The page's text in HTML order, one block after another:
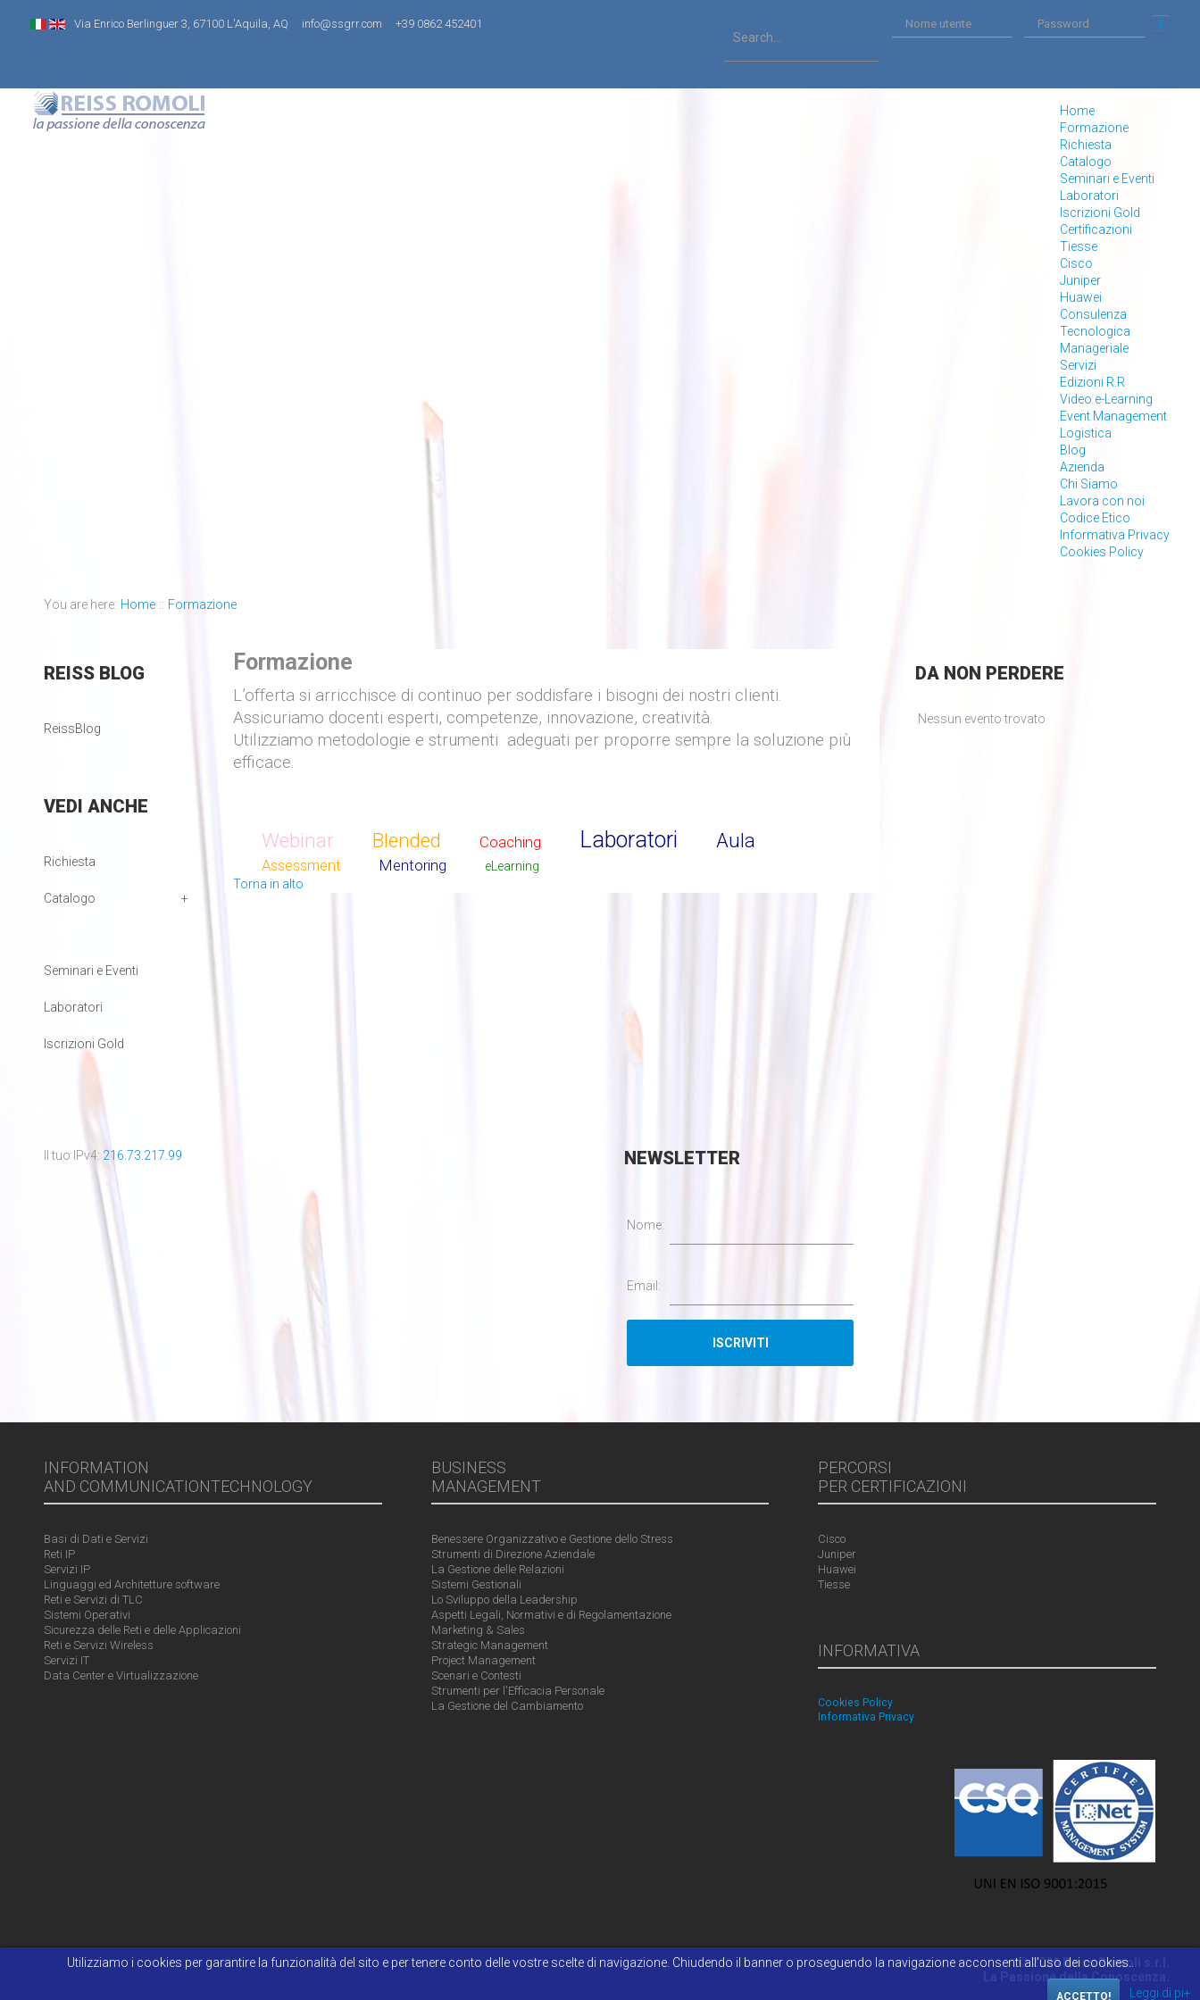
Via Enrico Berlinguer 3, 67100 L'Aquila, AQ info@ssgrr.com +39 0862 452401
Home
Formazione
Richiesta
Catalogo
Seminari e Eventi
Laboratori
Iscrizioni Gold
Certificazioni
Tiesse
Cisco
Juniper
Huawei
Consulenza
Tecnologica
Manageriale
Servizi
Edizioni R.R
Video e-Learning
Event Management
Logistica
Blog
Azienda
Chi Siamo
Lavora con noi
Codice Etico
Informativa Privacy
Cookies Policy
You are here: Home :: Formazione
Formazione
L’offerta si arricchisce di continuo per soddisfare i bisogni dei nostri clienti.
Assicuriamo docenti esperti, competenze, innovazione, creatività.
Utilizziamo metodologie e strumenti adeguati per proporre sempre la soluzione più
efficace.
Webinar Blended Coaching Laboratori Aula
Assessment Mentoring
eLearning
Torna in alto
REISSBLOG
ReissBlog
VEDI ANCHE
Richiesta
Catalogo
Seminari e Eventi
Laboratori
Iscrizioni Gold
DANON PERDERE
Nessun evento trovato
Il tuo IPv4: 216.73.217.99 NEWSLETTER
Nome:
Email:
INFORMATION
AND COMMUNICATIONTECHNOLOGY
Basi di Dati e Servizi
Reti IP
Servizi IP
Linguaggi ed Architetture software
Reti e Servizi di TLC
Sistemi Operativi
Sicurezza delle Reti e delle Applicazioni
Reti e Servizi Wireless
Servizi IT
Data Center e Virtualizzazione
BUSINESS
MANAGEMENT
Benessere Organizzativo e Gestione dello Stress
Strumenti di Direzione Aziendale
La Gestione delle Relazioni
Sistemi Gestionali
Lo Sviluppo della Leadership
Aspetti Legali, Normativi e di Regolamentazione
Marketing & Sales
Strategic Management
Project Management
Scenari e Contesti
Strumenti per l'Efficacia Personale
La Gestione del Cambiamento
PERCORSI
PER CERTIFICAZIONI
Cisco
Juniper
Huawei
Tiesse
INFORMATIVA
Cookies Policy
Informativa Privacy
© 2026 Reiss Romoli s.r.l.
La Passione della Conoscenza.
Utilizziamo i cookies per garantire la funzionalità del sito e per tenere conto delle vostre scelte di navigazione. Chiudendo il banner o proseguendo la navigazione acconsenti all'uso dei cookies..
ACCETTO! Leggi di pi+